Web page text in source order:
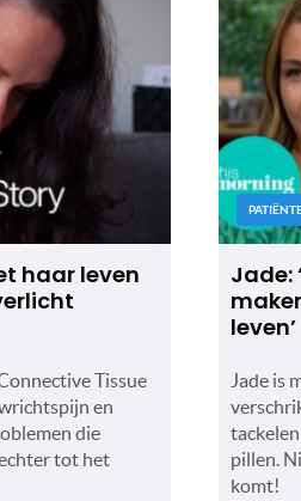
haar leven
Tissue
en
die
tot het
Jade:
leven’
Jade is
pillen.
komt!